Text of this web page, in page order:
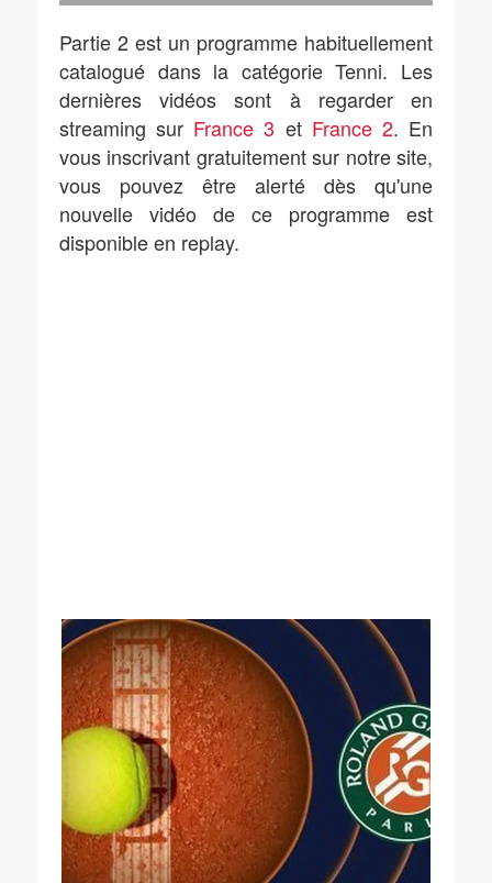
Partie 2 est un programme habituellement
catalogué dans la catégorie Tenni. Les
dernières vidéos sont à regarder en
streaming sur France 3 et France 2. En
vous inscrivant gratuitement sur notre site,
vous pouvez être alerté dès qu'une
nouvelle vidéo de ce programme est
disponible en replay.